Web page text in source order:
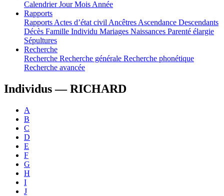
CalendrierJourMois Année
Rapports
Rapports Actes d’état civil Ancêtres Ascendance Descendants
Décès Famille Individu Mariages Naissances Parenté élargie
Sépultures
Recherche
Recherche Recherche générale Recherche phonétique
Recherche avancée
Individus —RICHARD
A
B
C
D
E
F
G
H
I
J